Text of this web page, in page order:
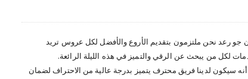
رعد نحن ملتزمون بتقديم الأروع والأفضل لكل عروس تريد
لكل من يبحث عن الرقي والتميز في هذه الليلة الرائعة.
سيكون لدينا فريق محترف يتميز بدرجة عالية من الاحتراف لضمان